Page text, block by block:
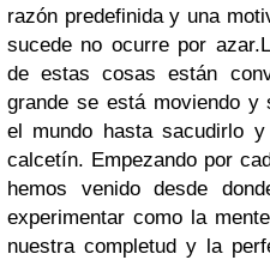
razón predefinida y una
sucede no ocurre por azar.
de estas cosas están
grande se está moviendo y
el mundo hasta sacudirlo
calcetín. Empezando por
hemos venido desde
experimentar como la
nuestra completud y la